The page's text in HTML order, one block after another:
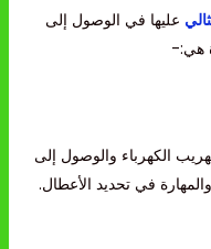
عليها في الوصول إلى
هي:-
الكهرباء والوصول إلى
في تحديد الأعطال.